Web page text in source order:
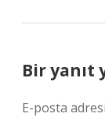
Bir yanıt
E-posta